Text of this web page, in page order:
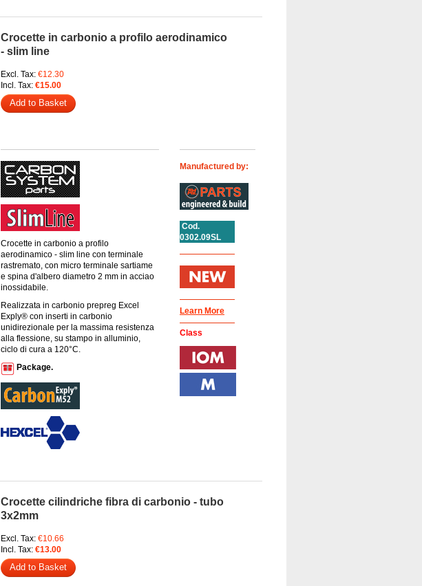
Crocette in carbonio a profilo aerodinamico
- slim line
Excl. Tax: €12.30
Incl. Tax: €15.00
Add to Basket
Crocette in carbonio a profilo
aerodinamico - slim line con terminale
rastremato, con micro terminale sartiame
e spina d'albero diametro 2 mm in acciao
inossidabile.
Realizzata in carbonio prepreg Excel
Exply® con inserti in carbonio
unidirezionale per la massima resistenza
alla flessione, su stampo in alluminio,
ciclo di cura a 120°C.
Package.
Manufactured by:
Cod.
0302.09SL
Learn More
Class
Crocette cilindriche fibra di carbonio - tubo
3x2mm
Excl. Tax: €10.66
Incl. Tax: €13.00
Add to Basket